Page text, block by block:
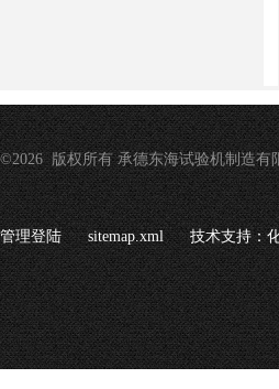
©2026 版权所有 承德东海试验机制造有
管理登陆 sitemap.xml 技术支持：